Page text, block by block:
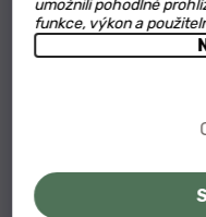
umožnili pohodlné
funkce, výkon a